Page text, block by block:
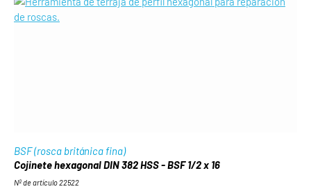
BSF (rosca británica fina)
Cojinete hexagonal DIN 382 HSS - BSF 1/2 x 16
Nº de artículo 22522